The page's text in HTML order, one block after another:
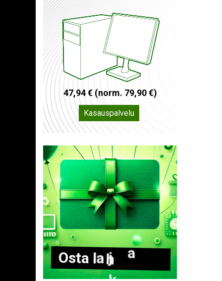
47,94€ (norm. 79,90€)
Kasauspalvelu
Osta lahj ko